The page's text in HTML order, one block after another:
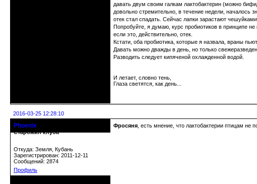
давать двум своим галкам лактобактерин (можно
довольно стремительно, в течение недели, началось
отек стал спадать. Сейчас лапки зарастают чешуйками.
Попробуйте, я думаю, курс пробиотиков в принципе не
если это, действительно, отек.
Кстати, оба пробиотика, которые я назвала, враны
Давать можно дважды в день, но только
Разводить следует кипяченой охлажденной водой.
И летает, словно тень,
Глаза светятся, как день...
2016-03-25 12:28:10
Phoenix
Старожил клуба
Откуда: Земля, Кубань
Зарегистрирован: 2011-12-11
Сообщений: 2874
Профиль
Фросяня , есть мнение, что лактобактерии птицам